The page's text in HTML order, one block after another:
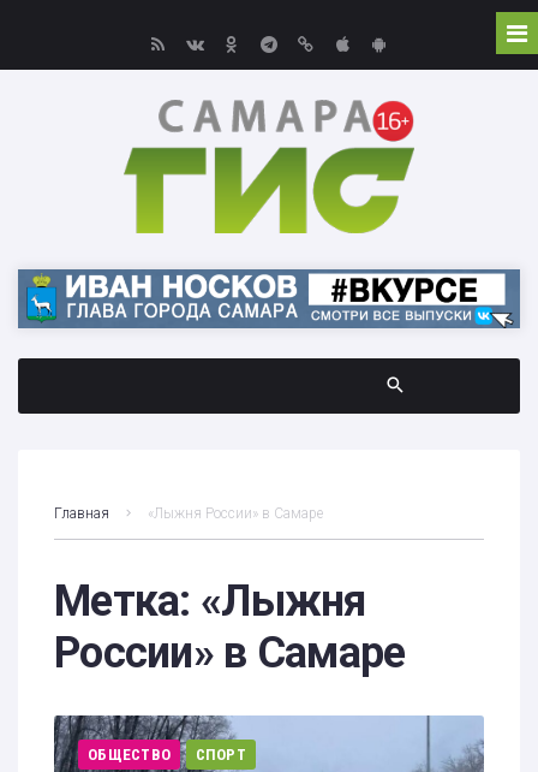
Главная «Лыжня России» в Самаре
Метка: «Лыжня
России» в Самаре
ОБЩЕСТВО СПОРТ